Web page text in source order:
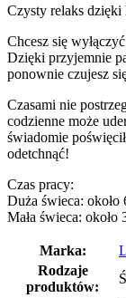
Czysty relaks dzięki
Chcesz się
Dzięki przyjemnie
ponownie czujesz
Czasami nie
codzienne może
świadomie
odetchnąć!
Czas pracy:
Duża świeca: około
Mała świeca: około
Marka:
Rodzaje
produktów: